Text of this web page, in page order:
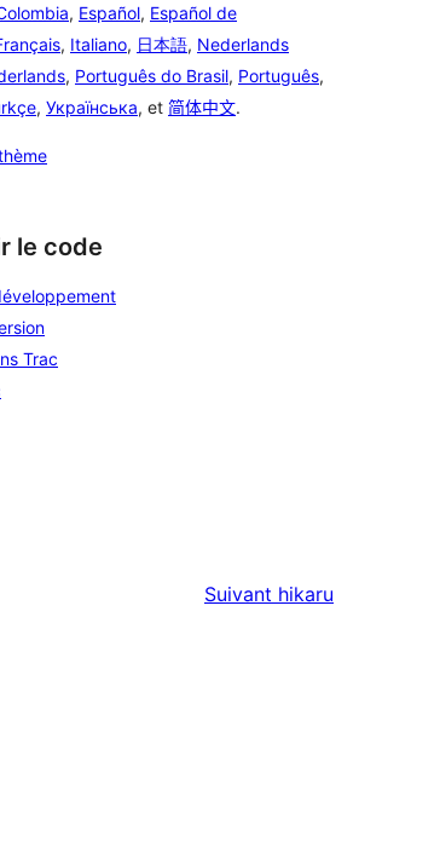
, Español, Español de
, Italiano, 日本語, Nederlands
, Português do Brasil, Português,
, Українська, et 简体中文.
le code
Trac
Suivant hikaru